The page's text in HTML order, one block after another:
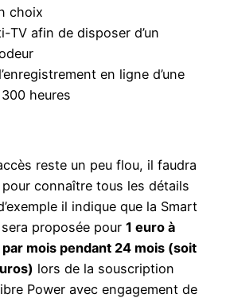
choix
TV afin de disposer d’un
en ligne d’une
heures
reste un peu flou, il faudra
connaître tous les détails
il indique que la Smart
proposée pour 1 euro à
par mois pendant 24 mois (soit
lors de la souscription
Power avec engagement de